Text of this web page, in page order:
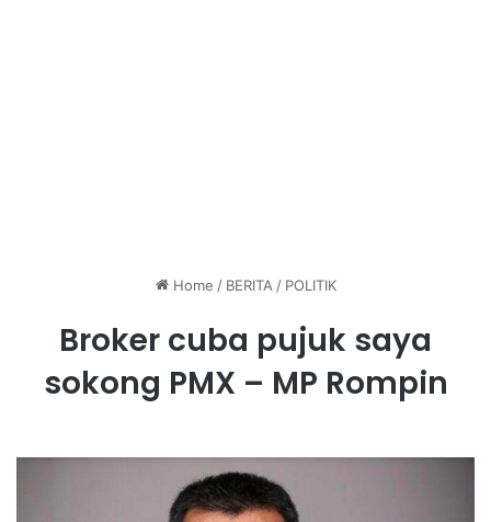
Home / BERITA / POLITIK
Broker cuba pujuk saya
sokong PMX – MP Rompin